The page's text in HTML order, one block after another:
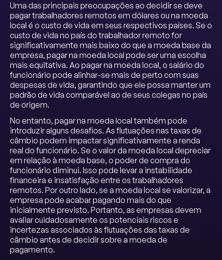
Uma das principais preocupações ao decidir se deve
pagar trabalhadores remotos em dólares ou na moeda
local é o custo de vida em seus respectivos países. Se o
custo de vida no país do trabalhador remoto for
significativamente mais baixo do que a moeda base da
empresa, pagar na moeda local pode ser uma escolha
mais equitativa. Ao pagar na moeda local, o salário do
funcionário pode alinhar-se mais de perto com suas
despesas de vida, garantindo que ele possa manter um
padrão de vida comparável ao de seus colegas no país
de origem.
No entanto, pagar na moeda local também pode
introduzir alguns desafios. As flutuações nas taxas de
câmbio podem impactar significativamente a renda
real do funcionário. Se o valor da moeda local depreciar
em relação à moeda base, o poder de compra do
funcionário diminui. Isso pode levar a instabilidade
financeira e insatisfação entre os trabalhadores
remotos. Por outro lado, se a moeda local se valorizar, a
empresa pode acabar pagando mais do que
inicialmente previsto. Portanto, as empresas devem
avaliar cuidadosamente os potenciais riscos e
incertezas associados às flutuações das taxas de
câmbio antes de decidir sobre a moeda de
pagamento.